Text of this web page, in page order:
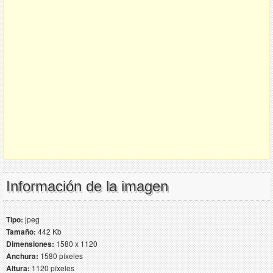
Información de la imagen
Tipo:jpeg
Tamaño:442 Kb
Dimensiones:1580 x 1120
Anchura:1580 píxeles
Altura:1120 píxeles